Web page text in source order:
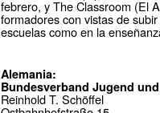
febrero, y The Classroom (El
formadores con vistas de
escuelas como en la
Alemania:
Bundesverband Jugend
Reinhold T. Schöffel